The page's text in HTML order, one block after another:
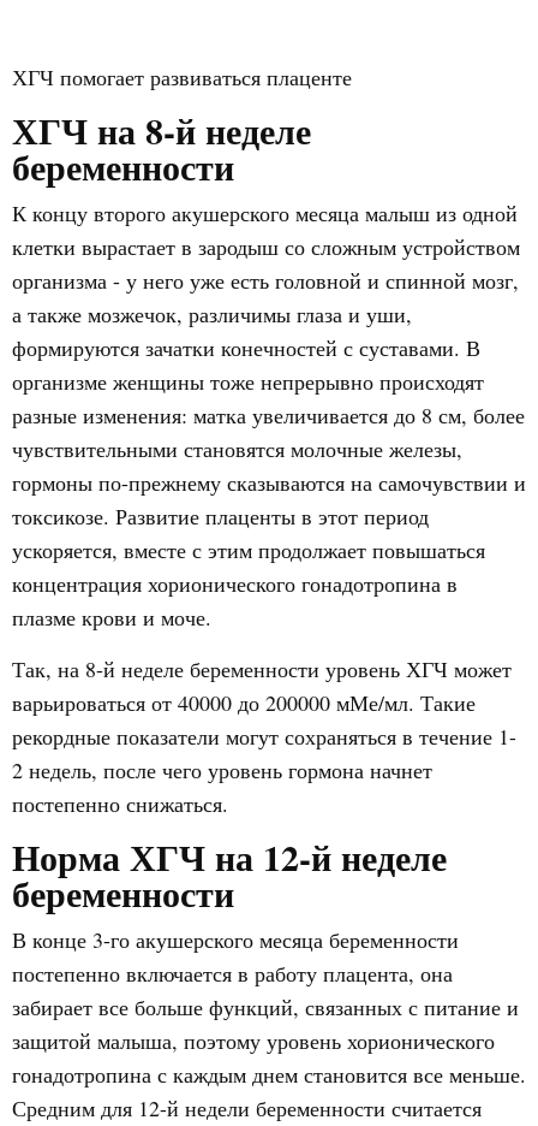
ХГЧ помогает развиваться плаценте
ХГЧ на 8-й неделе
беременности
К концу второго акушерского месяца малыш из одной
клетки вырастает в зародыш со сложным устройством
организма - у него уже есть головной и спинной мозг,
а также мозжечок, различимы глаза и уши,
формируются зачатки конечностей с суставами. В
организме женщины тоже непрерывно происходят
разные изменения: матка увеличивается до 8 см, более
чувствительными становятся молочные железы,
гормоны по-прежнему сказываются на самочувствии и
токсикозе. Развитие плаценты в этот период
ускоряется, вместе с этим продолжает повышаться
концентрация хорионического гонадотропина в
плазме крови и моче.
Так, на 8-й неделе беременности уровень ХГЧ может
варьироваться от 40000 до 200000 мМе/мл. Такие
рекордные показатели могут сохраняться в течение 1-
2 недель, после чего уровень гормона начнет
постепенно снижаться.
Норма ХГЧ на 12-й неделе
беременности
В конце 3-го акушерского месяца беременности
постепенно включается в работу плацента, она
забирает все больше функций, связанных с питание и
защитой малыша, поэтому уровень хорионического
гонадотропина с каждым днем становится все меньше.
Средним для 12-й недели беременности считается